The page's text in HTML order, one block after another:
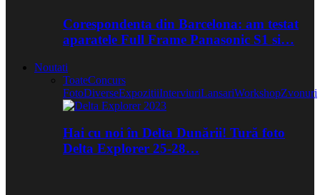
Corespondenta din Barcelona: am testat
aparatele Full Frame Panasonic S1 si…
Noutati
ToateConcurs
FotoDiverseExpozitiiInterviuriLansariWorkshopZvonuri
Hai cu noi în Delta Dunării! Tură foto
Delta Explorer 25-28…